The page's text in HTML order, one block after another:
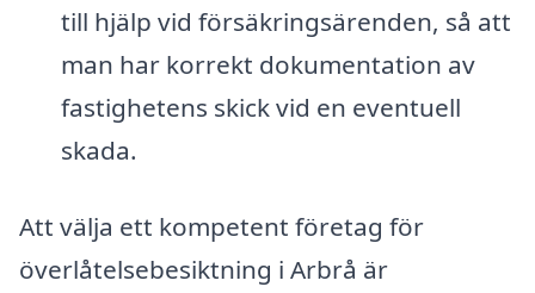
till hjälp vid försäkringsärenden, så att
man har korrekt dokumentation av
fastighetens skick vid en eventuell
skada.
Att välja ett kompetent företag för
överlåtelsebesiktning i Arbrå är